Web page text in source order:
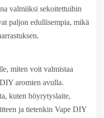
valmiiksi sekoitettuihin
paljon edullisempia, mikä
miten voit valmistaa
aromien avulla.
kuten höyrytyslaite,
ja tietenkin Vape DIY